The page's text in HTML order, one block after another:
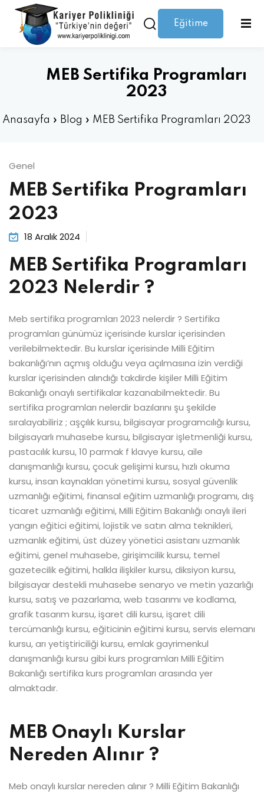
Eğitime
MEB Sertifika Programları
2023
Anasayfa » Blog » MEB Sertifika Programları 2023
Genel
MEB Sertifika Programları
2023
18 Aralık 2024
MEB Sertifika Programları
2023 Nelerdir ?
Meb sertifika programları 2023 nelerdir ? Sertifika
programları günümüz içerisinde kurslar içerisinden
verilebilmektedir. Bu kurslar içerisinde Milli Eğitim
bakanlığı’nın açmış olduğu veya açılmasına izin verdiği
kurslar içerisinden alındığı takdirde kişiler Milli Eğitim
Bakanlığı onaylı sertifikalar kazanabilmektedir. Bu
sertifika programları nelerdir bazılarını şu şekilde
sıralayabiliriz ; aşçılık kursu, bilgisayar programcılığı kursu,
bilgisayarlı muhasebe kursu, bilgisayar işletmenliği kursu,
pastacılık kursu, 10 parmak f klavye kursu, aile
danışmanlığı kursu, çocuk gelişimi kursu, hızlı okuma
kursu, insan kaynakları yönetimi kursu, sosyal güvenlik
uzmanlığı eğitimi, finansal eğitim uzmanlığı programı, dış
ticaret uzmanlığı eğitimi, Milli Eğitim Bakanlığı onaylı ileri
yangın eğitici eğitimi, lojistik ve satın alma teknikleri,
uzmanlık eğitimi, üst düzey yönetici asistanı uzmanlık
eğitimi, genel muhasebe, girişimcilik kursu, temel
gazetecilik eğitimi, halkla ilişkiler kursu, diksiyon kursu,
bilgisayar destekli muhasebe senaryo ve metin yazarlığı
kursu, satış ve pazarlama, web tasarımı ve kodlama,
grafik tasarım kursu, işaret dili kursu, işaret dili
tercümanlığı kursu, eğiticinin eğitimi kursu, servis elemanı
kursu, arı yetiştiriciliği kursu, emlak gayrimenkul
danışmanlığı kursu gibi kurs programları Milli Eğitim
Bakanlığı sertifika kurs programları arasında yer
almaktadır.
MEB Onaylı Kurslar
Nereden Alınır ?
Meb onaylı kurslar nereden alınır ? Milli Eğitim Bakanlığı
Giriş yap Kaydolmak
Hesabınız yok mu?Kaydolmak
Beni hatırla Şifrenizi mi kaybettiniz?